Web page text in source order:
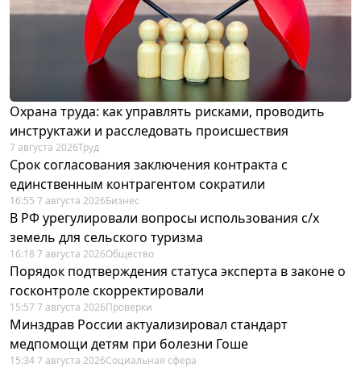
Охрана труда: как управлять рисками, проводить
инструктажи и расследовать происшествия
7 августа 2026Труд
Срок согласования заключения контракта с
единственным контрагентом сократили
16:55 7 августа 2026Бизнес
В РФ урегулировали вопросы использования с/х
земель для сельского туризма
16:18 7 августа 2026Общество
Порядок подтверждения статуса эксперта в законе о
госконтроле скорректировали
15:57 7 августа 2026Проверки
Минздрав России актуализировал стандарт
медпомощи детям при болезни Гоше
15:34 7 августа 2026Социальная сфера